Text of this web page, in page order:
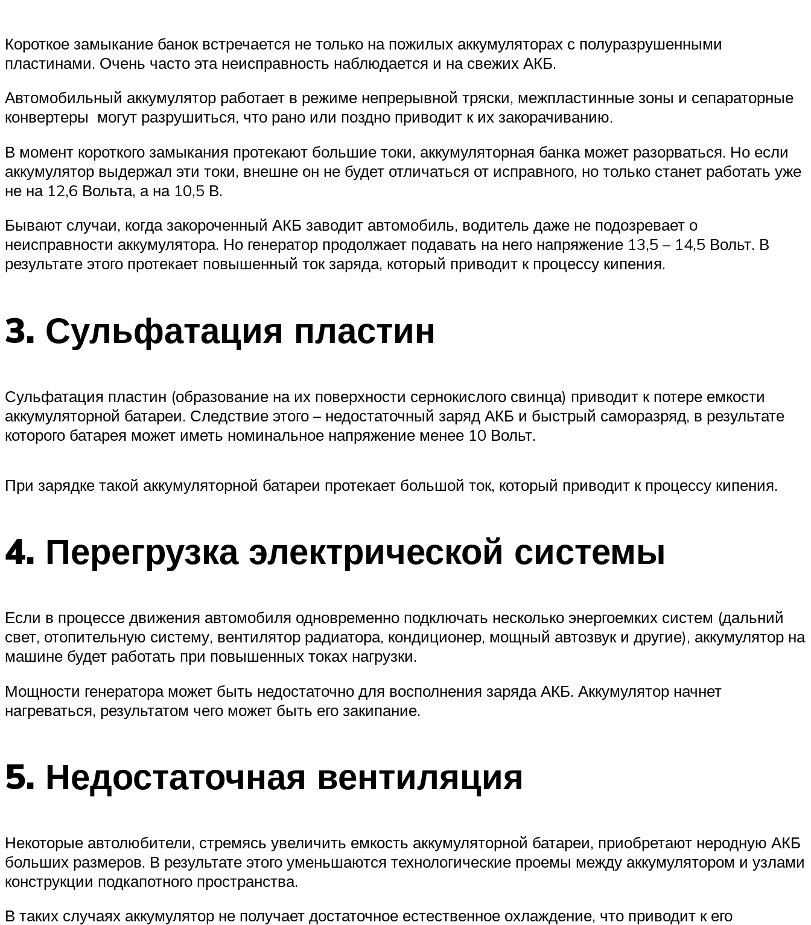
Короткое замыкание банок встречается не только на пожилых аккумуляторах с полуразрушенными
пластинами. Очень часто эта неисправность наблюдается и на свежих АКБ.
Автомобильный аккумулятор работает в режиме непрерывной тряски, межпластинные зоны и сепараторные
конвертеры могут разрушиться, что рано или поздно приводит к их закорачиванию.
В момент короткого замыкания протекают большие токи, аккумуляторная банка может разорваться. Но если
аккумулятор выдержал эти токи, внешне он не будет отличаться от исправного, но только станет работать уже
не на 12,6 Вольта, а на 10,5 В.
Бывают случаи, когда закороченный АКБ заводит автомобиль, водитель даже не подозревает о
неисправности аккумулятора. Но генератор продолжает подавать на него напряжение 13,5 – 14,5 Вольт. В
результате этого протекает повышенный ток заряда, который приводит к процессу кипения.
3. Сульфатация пластин
Сульфатация пластин (образование на их поверхности сернокислого свинца) приводит к потере емкости
аккумуляторной батареи. Следствие этого – недостаточный заряд АКБ и быстрый саморазряд, в результате
которого батарея может иметь номинальное напряжение менее 10 Вольт.
При зарядке такой аккумуляторной батареи протекает большой ток, который приводит к процессу кипения.
4. Перегрузка электрической системы
Если в процессе движения автомобиля одновременно подключать несколько энергоемких систем (дальний
свет, отопительную систему, вентилятор радиатора, кондиционер, мощный автозвук и другие), аккумулятор на
машине будет работать при повышенных токах нагрузки.
Мощности генератора может быть недостаточно для восполнения заряда АКБ. Аккумулятор начнет
нагреваться, результатом чего может быть его закипание.
5. Недостаточная вентиляция
Некоторые автолюбители, стремясь увеличить емкость аккумуляторной батареи, приобретают неродную АКБ
больших размеров. В результате этого уменьшаются технологические проемы между аккумулятором и узлами
конструкции подкапотного пространства.
В таких случаях аккумулятор не получает достаточное естественное охлаждение, что приводит к его